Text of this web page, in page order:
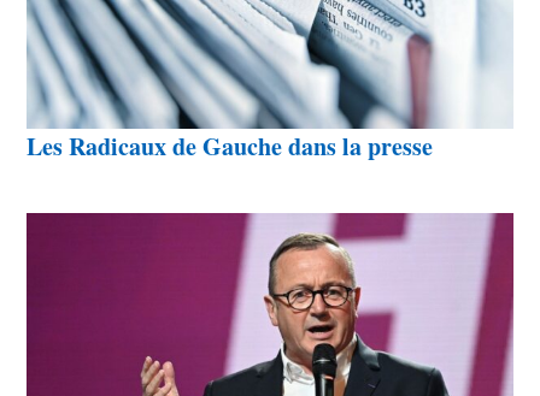
Les Radicaux de Gauche dans la presse